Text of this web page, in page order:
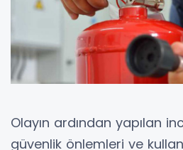
Olayın ardından yapılan
güvenlik önlemleri ve